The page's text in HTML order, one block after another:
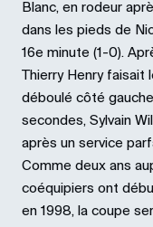
Blanc, en rodeur
dans les pieds de
16e minute (1-0).
Thierry Henry faisait
déboulé côté
secondes, Sylvain
après un service
Comme deux ans
coéquipiers ont
en 1998, la coupe